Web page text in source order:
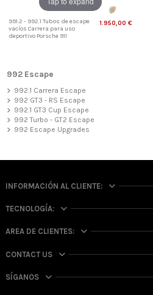
991.2 - 992.1 Tubos de escape
vacíos Carrera para uso
deportivo Porsche 911
1.950,00 €
992 Escape
992.1 Carrera Escape
992 GT3 - RS Escape
992.1 GT3 Cup Escape
992 Turbo - GT2 Escape
992 Escape Upgrades
INFORMACIÓN AL CLIENTE:
TECNOLOGÍA:
AREA DE CLIENTES:
CONTACT US
SÍGANOS